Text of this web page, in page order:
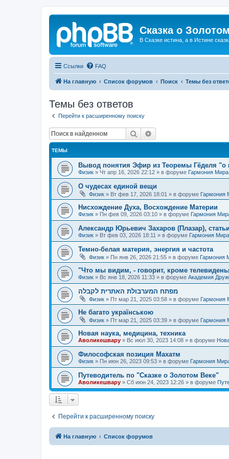
Сказка о
В Сказке истина, а в Истине
Ссылки FAQ
На главную Список форумов Поиск Темы без
Темы без ответов
Перейти к расширенному поиску
Поиск
ТЕМЫ
Вывод понятия Эфир из Теоремы Гёделя "о
Физик » Чт апр 16, 2026 22:12 » в форуме Гармония Мира
О чудесах единой вещи
Физик » Вт фев 17, 2026 18:01 » в форуме Гармония
Нисхождение Духа, Восхождение Материи
Физик » Пн фев 09, 2026 03:10 » в форуме Гармония
Александр Юрьевич Захаров (Плазар), статьи
Физик » Вт фев 03, 2026 18:11 » в форуме Гармония Мира
Темно-белая материя, энергия и частота
Физик » Пн янв 26, 2026 21:55 » в форуме Гармония
"Что мы видим, - говорит, кроме
Физик » Вс янв 18, 2026 11:33 » в форуме Академия
מפתח המערבולת האתרית לקבלה
Физик » Пт мар 21, 2025 03:58 » в форуме Гармония
Не багато українською
Физик » Пт мар 21, 2025 03:39 » в форуме Гармония
Новая наука, медицина, техника
Аволикешвару » Вс июл 30, 2023 14:08 » в форуме
Философская позиция Махатм
Физик » Пн июн 26, 2023 09:53 » в форуме Гармония
Путеводитель по "Сказке о Золотом Веке"
Аволикешвару » Сб июн 24, 2023 12:26 » в форуме
Перейти к расширенному поиску
На главную Список форумов